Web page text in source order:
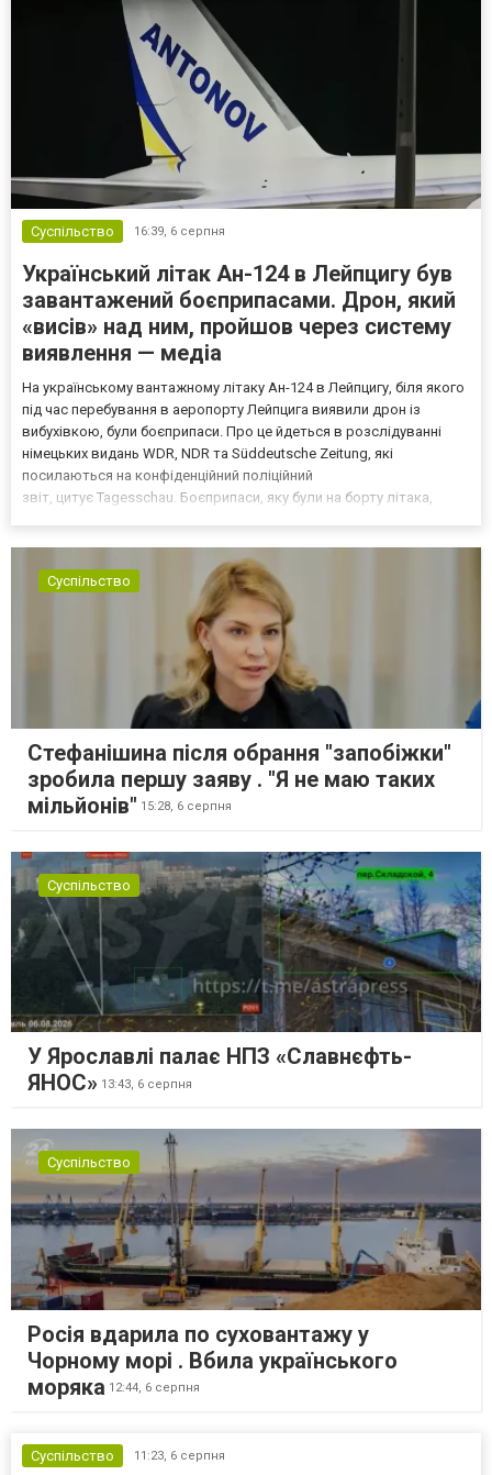
Суспільство 16:39, 6 серпня
Український літак Ан-124 в Лейпцигу був
завантажений боєприпасами. Дрон, який
«висів» над ним, пройшов через систему
виявлення — медіа
На українському вантажному літаку Ан-124 в Лейпцигу, біля якого
під час перебування в аеропорту Лейпцига виявили дрон із
вибухівкою, були боєприпаси. Про це йдеться в розслідуванні
німецьких видань WDR, NDR та Süddeutsche Zeitung, які
посилаються на конфіденційний поліційний
звіт, цитує Tagesschau. Боєприпаси, яку були на борту літака,
Суспільство
Стефанішина після обрання "запобіжки"
зробила першу заяву . "Я не маю таких
мільйонів" 15:28, 6 серпня
Суспільство
У Ярославлі палає НПЗ «Славнєфть-
ЯНОС» 13:43, 6 серпня
Суспільство
Росія вдарила по суховантажу у
Чорному морі . Вбила українського
моряка 12:44, 6 серпня
Суспільство 11:23, 6 серпня